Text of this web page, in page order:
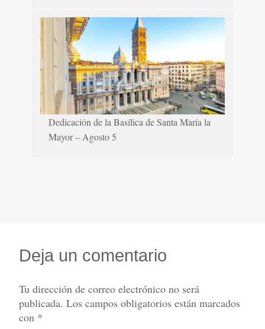
Dedicación de la Basílica de Santa María la
Mayor – Agosto 5
Deja un comentario
Tu dirección de correo electrónico no será
publicada. Los campos obligatorios están marcados
con *